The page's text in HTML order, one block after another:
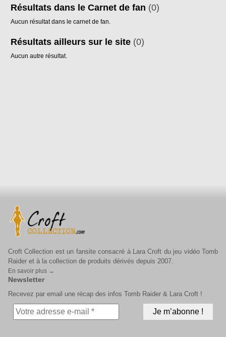
Résultats dans le Carnet de fan (0)
Aucun résultat dans le carnet de fan.
Résultats ailleurs sur le site (0)
Aucun autre résultat.
Croft Collection est un fansite consacré à Lara Croft du jeu vidéo Tomb
Raider et à la collection de produits dérivés depuis 2007.
En savoir plus →
Newsletter
Recevez par email une récap des infos Tomb Raider & Lara Croft !